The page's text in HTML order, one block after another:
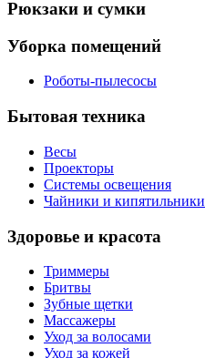
Рюкзаки и сумки
Уборка помещений
Роботы-пылесосы
Бытовая техника
Весы
Проекторы
Системы освещения
Чайники и кипятильники
Здоровье и красота
Триммеры
Бритвы
Зубные щетки
Массажеры
Уход за волосами
Уход за кожей